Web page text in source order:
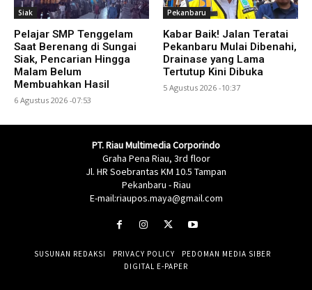
Siak
Pelajar SMP Tenggelam
Saat Berenang di Sungai
Siak, Pencarian Hingga
Malam Belum
Membuahkan Hasil
6 Agustus 2026 -07:53
Pekanbaru
Kabar Baik! Jalan Teratai
Pekanbaru Mulai Dibenahi,
Drainase yang Lama
Tertutup Kini Dibuka
5 Agustus 2026 -10:37
PT. Riau Multimedia Corporindo
Graha Pena Riau, 3rd floor
Jl. HR Soebrantas KM 10.5 Tampan
Pekanbaru - Riau
E-mail:riaupos.maya@gmail.com
SUSUNAN REDAKSI PRIVACY POLICY
PEDOMAN MEDIA SIBER
DIGITAL E-PAPER